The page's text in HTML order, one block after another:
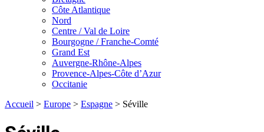
Côte Atlantique
Nord
Centre / Val de Loire
Bourgogne / Franche-Comté
Grand Est
Auvergne-Rhône-Alpes
Provence-Alpes-Côte d’Azur
Occitanie
Accueil > Europe > Espagne > Séville